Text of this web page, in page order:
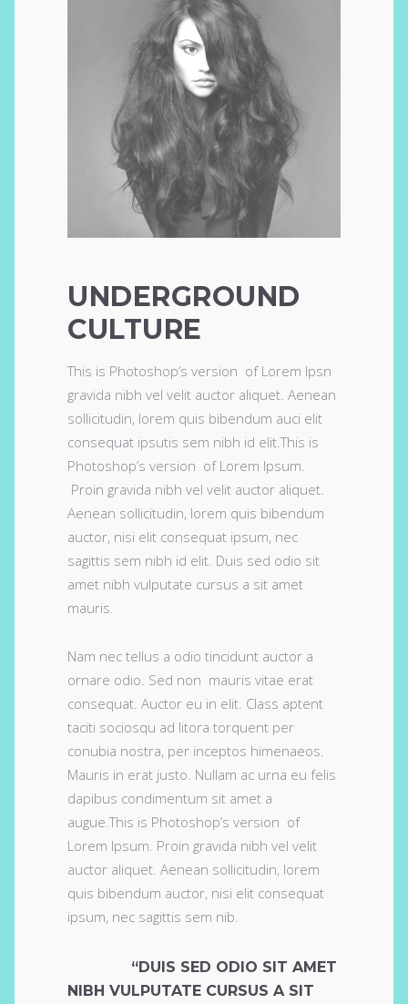
UNDERGROUND
CULTURE
This is Photoshop’s version of Lorem Ipsn
gravida nibh vel velit auctor aliquet. Aenean
sollicitudin, lorem quis bibendum auci elit
consequat ipsutis sem nibh id elit.This is
Photoshop’s version of Lorem Ipsum.
Proin gravida nibh vel velit auctor aliquet.
Aenean sollicitudin, lorem quis bibendum
auctor, nisi elit consequat ipsum, nec
sagittis sem nibh id elit. Duis sed odio sit
amet nibh vulputate cursus a sit amet
mauris.
Nam nec tellus a odio tincidunt auctor a
ornare odio. Sed non mauris vitae erat
consequat. Auctor eu in elit. Class aptent
taciti sociosqu ad litora torquent per
conubia nostra, per inceptos himenaeos.
Mauris in erat justo. Nullam ac urna eu felis
dapibus condimentum sit amet a
augue.This is Photoshop’s version of
Lorem Ipsum. Proin gravida nibh vel velit
auctor aliquet. Aenean sollicitudin, lorem
quis bibendum auctor, nisi elit consequat
ipsum, nec sagittis sem nib.
“DUIS SED ODIO SIT AMET
NIBH VULPUTATE CURSUS A SIT